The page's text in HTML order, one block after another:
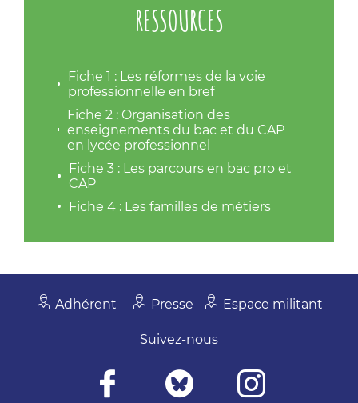
RESSOURCES
Fiche 1 : Les réformes de la voie
professionnelle en bref
Fiche 2 : Organisation des
enseignements du bac et du CAP
en lycée professionnel
Fiche 3 : Les parcours en bac pro et
CAP
Fiche 4 : Les familles de métiers
Adhérent Presse Espace militant
Suivez-nous